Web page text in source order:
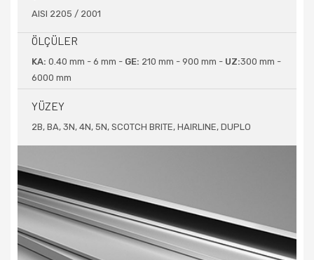
AISI 2205 / 2001
ÖLÇÜLER
KA: 0.40 mm - 6 mm - GE: 210 mm - 900 mm - UZ:300 mm -
6000 mm
YÜZEY
2B, BA, 3N, 4N, 5N, SCOTCH BRITE, HAIRLINE, DUPLO